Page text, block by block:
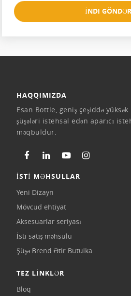
İNDI GÖNDƏR
HAQQIMIZDA
Esan Bottle, geniş çeşiddə
şüşələri istehsal edən aparıcı
məqbuldur.
İSTİ MƏHSULLAR
Yeni Dizayn
Mövcud ehtiyat
Aksesuarlar seriyası
İsti satış məhsulu
Şüşə Brend Ətir Butulka
TEZ LİNKLƏR
Bloq